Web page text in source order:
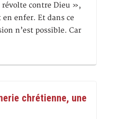
révolte contre Dieu »,
enfer. Et dans ce
n’est possible. Car
chrétienne, une